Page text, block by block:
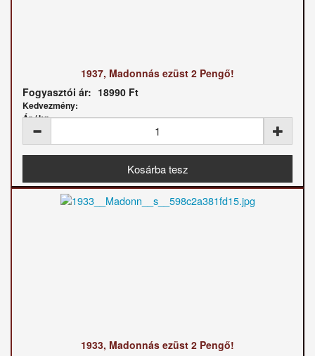
1937, Madonnás ezüst 2 Pengő!
Fogyasztói ár: 18990 Ft
Kedvezmény:
Ár / kg:
1933, Madonnás ezüst 2 Pengő!